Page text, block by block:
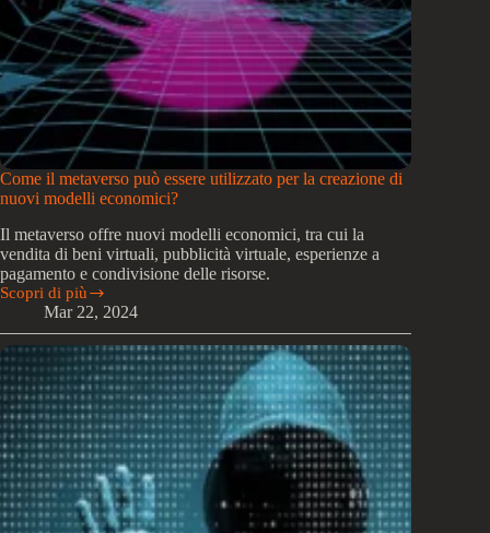
Come il metaverso può essere utilizzato per la creazione di
nuovi modelli economici?
Il metaverso offre nuovi modelli economici, tra cui la
vendita di beni virtuali, pubblicità virtuale, esperienze a
pagamento e condivisione delle risorse.
Scopri di più
Come
metaverso
può
essere
utilizzato
per
la
creazione
di
nuovi
modelli
economici?
Mar 22, 2024